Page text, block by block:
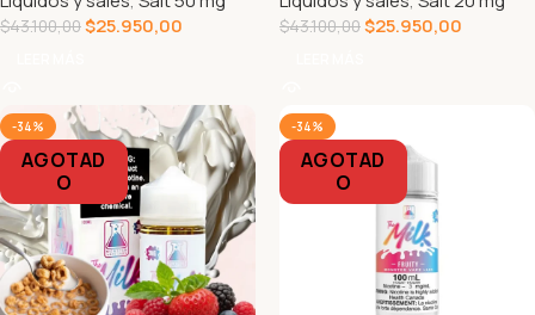
$43.100,00$25.950,00 $43.100,00$25.950,00
-34%
AGOTAD
O
-34%
AGOTAD
O